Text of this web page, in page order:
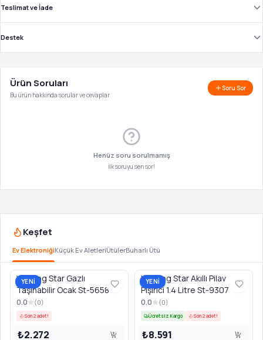
Teslimat ve İade
Destek
Ürün Soruları
Bu ürün hakkında sorular ve cevaplar
Soru Sor
Henüz soru sorulmamış
İlk soruyu sen sor!
Keşfet
Ev ElektroniğiKüçük Ev AletleriÜtülerBuharlı Ütü
YENİ
Winning Star Gazlı
Taşınabilir Ocak St-5658
0.0 (0)
Son 2 adet!
₺2.272
YENİ
Winning Star Akıllı Pilav
Pişirici 1.4 Litre St-9307
0.0 (0)
Ücretsiz Kargo Son 2 adet!
₺8.591